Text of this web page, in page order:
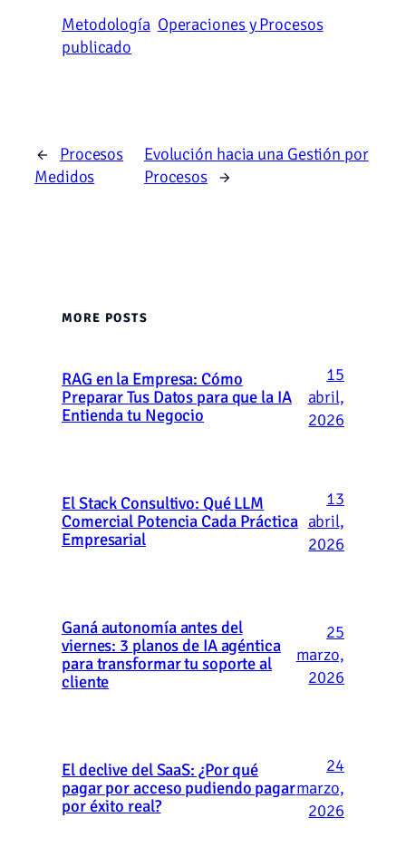
Metodología Operaciones y Procesos
publicado
←
Procesos
Medidos
Evolución hacia una Gestión por
Procesos →
MORE POSTS
RAG en la Empresa: Cómo
Preparar Tus Datos para que la IA
Entienda tu Negocio
15
abril,
2026
El Stack Consultivo: Qué LLM
Comercial Potencia Cada Práctica
Empresarial
13
abril,
2026
Ganá autonomía antes del
viernes: 3 planos de IA agéntica
para transformar tu soporte al
cliente
25
marzo,
2026
El declive del SaaS: ¿Por qué
pagar por acceso pudiendo pagar
por éxito real?
24
marzo,
2026